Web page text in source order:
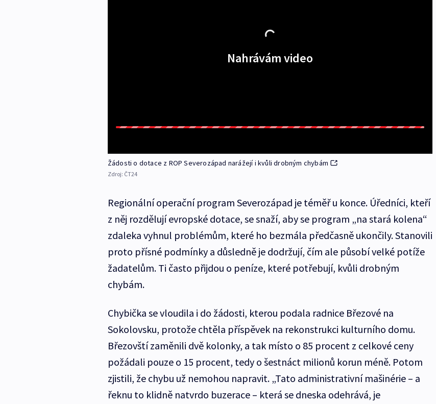
Nahrávám video
Žádosti o dotace z ROP Severozápad narážejí i kvůli drobným chybám
Zdroj: ČT24
Regionální operační program Severozápad je téměř u konce. Úředníci, kteří
z něj rozdělují evropské dotace, se snaží, aby se program „na stará kolena“
zdaleka vyhnul problémům, které ho bezmála předčasně ukončily. Stanovili
proto přísné podmínky a důsledně je dodržují, čím ale působí velké potíže
žadatelům. Ti často přijdou o peníze, které potřebují, kvůli drobným
chybám.
Chybička se vloudila i do žádosti, kterou podala radnice Březové na
Sokolovsku, protože chtěla příspěvek na rekonstrukci kulturního domu.
Březovští zaměnili dvě kolonky, a tak místo o 85 procent z celkové ceny
požádali pouze o 15 procent, tedy o šestnáct milionů korun méně. Potom
zjistili, že chybu už nemohou napravit. „Tato administrativní mašinérie – a
řeknu to klidně natvrdo buzerace – která se dneska odehrává, je